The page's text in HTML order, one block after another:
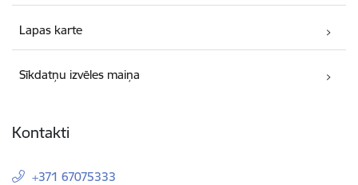
Lapas karte
Sīkdatņu izvēles maiņa
Kontakti
+371 67075333